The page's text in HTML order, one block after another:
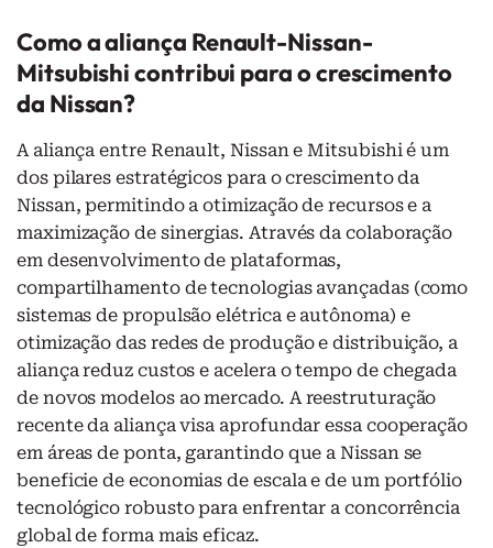
Como a aliança Renault-Nissan-
Mitsubishi contribui para o crescimento
da Nissan?
A aliança entre Renault, Nissan e Mitsubishi é um
dos pilares estratégicos para o crescimento da
Nissan, permitindo a otimização de recursos e a
maximização de sinergias. Através da colaboração
em desenvolvimento de plataformas,
compartilhamento de tecnologias avançadas (como
sistemas de propulsão elétrica e autônoma) e
otimização das redes de produção e distribuição, a
aliança reduz custos e acelera o tempo de chegada
de novos modelos ao mercado. A reestruturação
recente da aliança visa aprofundar essa cooperação
em áreas de ponta, garantindo que a Nissan se
beneficie de economias de escala e de um portfólio
tecnológico robusto para enfrentar a concorrência
global de forma mais eficaz.